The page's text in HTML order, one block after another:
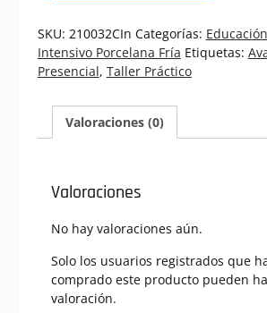
(Nacimiento
20cm)
|
Presencial
Intensivo
Porcelana
cantidad
SKU: 210032CIn Categorías:
Intensivo Porcelana Fría Etiquetas:
Presencial, Taller Práctico
Valoraciones (0)
Valoraciones
No hay valoraciones aún.
Solo los usuarios registrados que
comprado este producto pueden
valoración.